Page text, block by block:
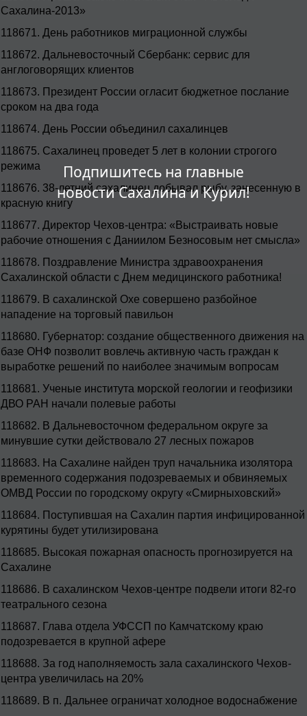
Подпишитесь на главные
новости Сахалина и Курил!
Сахалина-2013»
118671. День работников миграционной службы
118672. Дальневосточный Сбербанк: сервис для
англоговорящих клиентов
118673. Президент России огласит бюджетное послание
сроком на два года
118674. День России объединил сахалинцев
118675. Сахалинец проведет 5 лет в колонии строгого
режима
118676. 38-летний сахалинец добывал рыбу, занесенную в
красную книгу
118677. Директор Чехов-центра: «Выстраивать новые
рабочие отношения с Даниилом Безносовым нет смысла»
118678. Поздравление Министра здравоохранения
Сахалинской области с Днем медицинского работника!
118679. В сахалинской Охе совершено разбойное
нападение на торговый павильон
118680. Губернатор: создание общественного движения на
базе ОНФ позволит вовлечь активную часть граждан к
выработке решений по наиболее значимым вопросам
118681. Ученые института морской геологии и геофизики
ДВО РАН начали полевые работы
118682. В Дальневосточном федеральном округе за
минувшие сутки действовало 27 лесных пожаров
118683. На Сахалине найден труп начальника изолятора
временного содержания подозреваемых и обвиняемых
ОМВД России по городскому округу «Смирныховский»
118684. Поступившая на Сахалин партия инфицированной
курятины будет утилизирована
118685. Высокая пожарная опасность прогнозируется на
Сахалине
118686. В сахалинском Чехов-центре подвели итоги 82-го
театрального сезона
118687. Глава отдела УФССП по Камчатскому краю
подозревается в крупной афере
118688. За год наполняемость зала сахалинского Чехов-
центра увеличилась на 20%
118689. В п. Дальнее ограничат холодное водоснабжение